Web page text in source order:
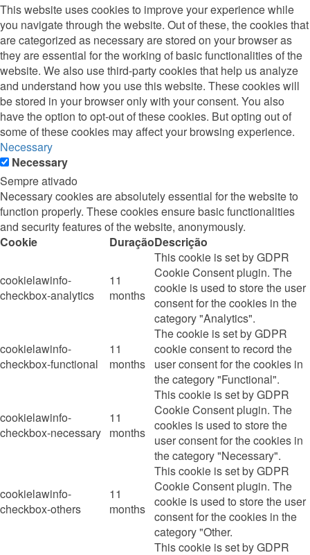
This website uses cookies to improve your experience while
you navigate through the website. Out of these, the cookies that
are categorized as necessary are stored on your browser as
they are essential for the working of basic functionalities of the
website. We also use third-party cookies that help us analyze
and understand how you use this website. These cookies will
be stored in your browser only with your consent. You also
have the option to opt-out of these cookies. But opting out of
some of these cookies may affect your browsing experience.
Necessary
Necessary
Sempre ativado
Necessary cookies are absolutely essential for the website to
function properly. These cookies ensure basic functionalities
and security features of the website, anonymously.
Cookie
DuraçãoDescrição
cookielawinfo-
checkbox-analytics
11
months
This cookie is set by GDPR
Cookie Consent plugin. The
cookie is used to store the user
consent for the cookies in the
category "Analytics".
cookielawinfo-
checkbox-functional
11
months
The cookie is set by GDPR
cookie consent to record the
user consent for the cookies in
the category "Functional".
cookielawinfo-
checkbox-necessary
11
months
This cookie is set by GDPR
Cookie Consent plugin. The
cookies is used to store the
user consent for the cookies in
the category "Necessary".
cookielawinfo-
checkbox-others
11
months
This cookie is set by GDPR
Cookie Consent plugin. The
cookie is used to store the user
consent for the cookies in the
category "Other.
This cookie is set by GDPR